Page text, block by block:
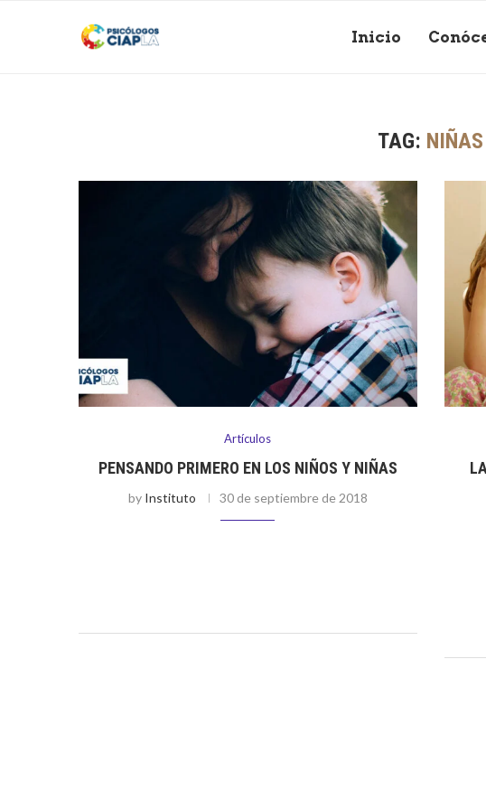
Inicio
TAG: NIÑAS
Artículos
PENSANDO PRIMERO EN LOS NIÑOS Y NIÑAS
by Instituto 30 de septiembre de 2018